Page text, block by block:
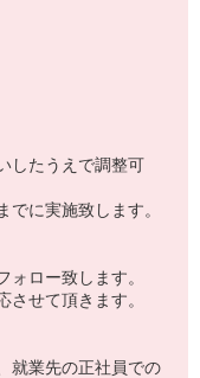
したうえで調整可
に実施致します。
ロー致します。
せて頂きます。
就業先の正社員での